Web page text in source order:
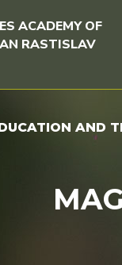
ACADEMY OF
RASTISLAV
AND